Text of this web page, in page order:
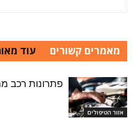
מאמרים קשורים עוד
אזור הטיפולים
פתרונות רכב